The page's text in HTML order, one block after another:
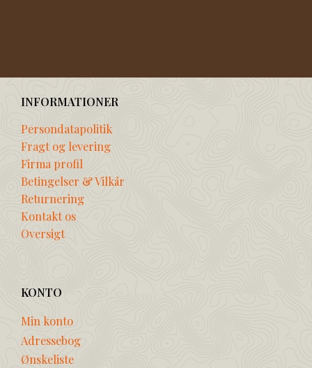
INFORMATIONER
Persondatapolitik
Fragt og levering
Firma profil
Betingelser & Vilkår
Returnering
Kontakt os
Oversigt
KONTO
Min konto
Adressebog
Ønskeliste